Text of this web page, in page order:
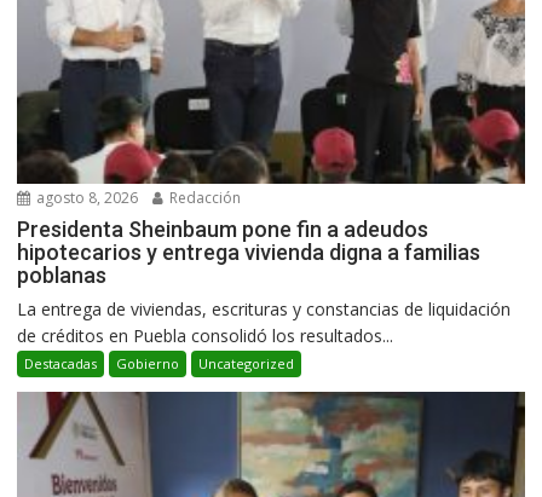
agosto 8, 2026 Redacción
Presidenta Sheinbaum pone fin a adeudos
hipotecarios y entrega vivienda digna a familias
poblanas
La entrega de viviendas, escrituras y constancias de liquidación
de créditos en Puebla consolidó los resultados...
Destacadas Gobierno Uncategorized